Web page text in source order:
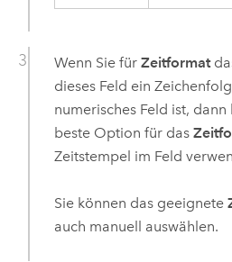
Wenn Sie für Zeitformat
dieses Feld ein
numerisches Feld ist,
beste Option für das
Zeitstempel im Feld
Sie können das geeignete
auch manuell auswählen.